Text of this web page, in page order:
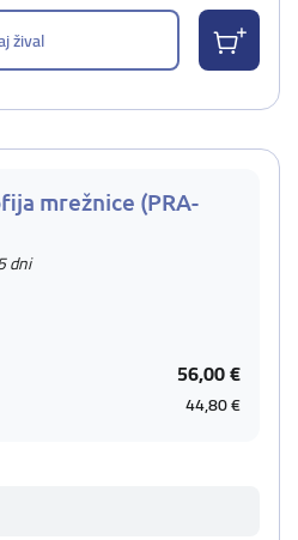
žival
mrežnice (PRA-
dni
56,00 €
44,80 €